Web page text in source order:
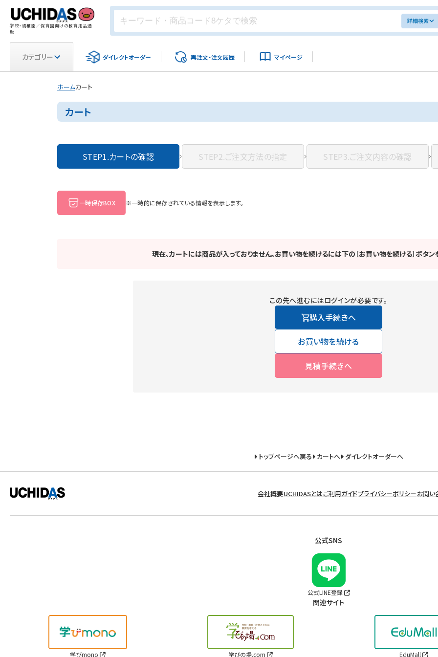
学校・幼稚園／保育園向けの教育用品通
販
詳細検索
カテゴリー ダイレクトオーダー 再注文・注文履歴 マイページ
ホームカート
カート
STEP1.カートの確認 STEP2.ご注文方法の指定 STEP3.ご注文内容の確認
一時保存BOX ※一時的に保存されている情報を表示します。
現在、カートには商品が入っておりません。お買い物を続けるには下の［お買い物を続ける］ボタン
この先へ進むにはログインが必要です。
購入手続きへ
お買い物を続ける
見積手続きへ
トップページへ戻る カートへ ダイレクトオーダーへ
会社概要UCHIDASとはご利用ガイドプライバシーポリシーお問い
公式SNS
公式LINE登録
関連サイト
学びmono 学びの場.com EduMall